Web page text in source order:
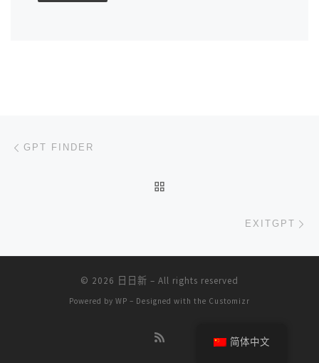
文章导航
GPT FINDER
EXITGPT
© 2026 日日新 – All rights reserved
Powered by WP – Designed with the Customizr
简体中文